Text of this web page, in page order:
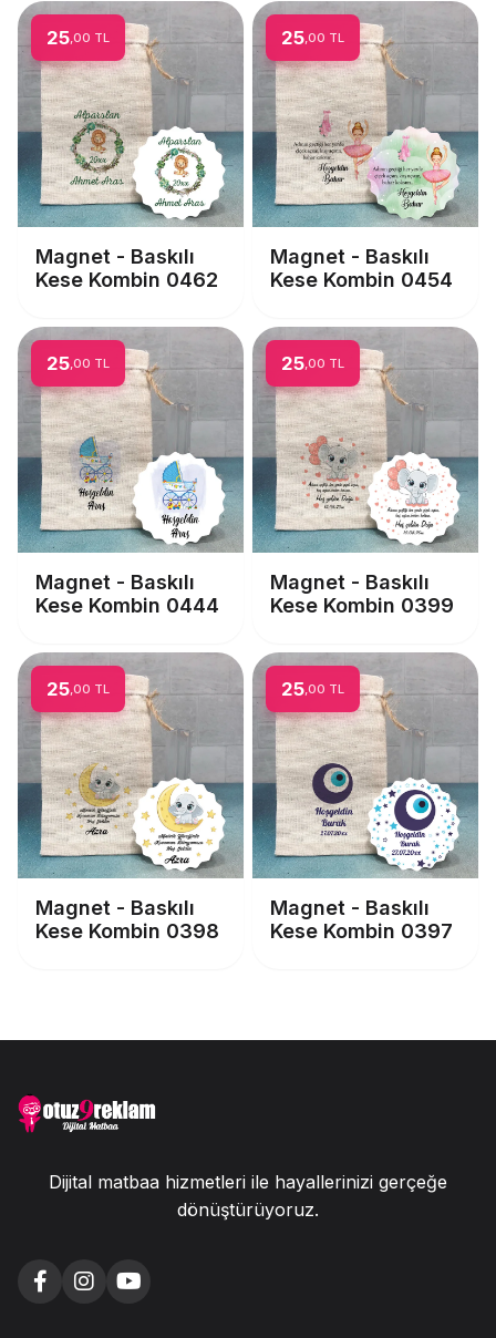
25 ,00 TL
Magnet - Baskılı
Kese Kombin 0462
25 ,00 TL
Magnet - Baskılı
Kese Kombin 0454
25 ,00 TL
Magnet - Baskılı
Kese Kombin 0444
25 ,00 TL
Magnet - Baskılı
Kese Kombin 0399
25 ,00 TL
Magnet - Baskılı
Kese Kombin 0398
25 ,00 TL
Magnet - Baskılı
Kese Kombin 0397
Dijital matbaa hizmetleri ile hayallerinizi gerçeğe
dönüştürüyoruz.